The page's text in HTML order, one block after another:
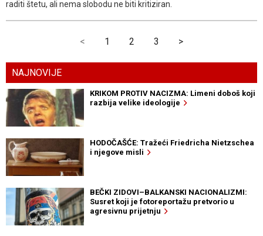
raditi štetu, ali nema slobodu ne biti kritiziran.
< 1 2 3 >
NAJNOVIJE
KRIKOM PROTIV NACIZMA: Limeni doboš koji
razbija velike ideologije
HODOČAŠĆE: Tražeći Friedricha Nietzschea
i njegove misli
BEČKI ZIDOVI–BALKANSKI NACIONALIZMI:
Susret koji je fotoreportažu pretvorio u
agresivnu prijetnju